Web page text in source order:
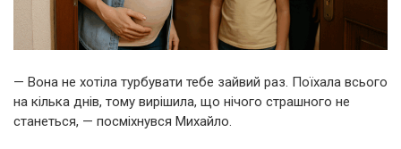
— Вона не хотіла турбувати тебе зайвий раз. Поїхала всього
на кілька днів, тому вирішила, що нічого страшного не
станеться, — посміхнувся Михайло.